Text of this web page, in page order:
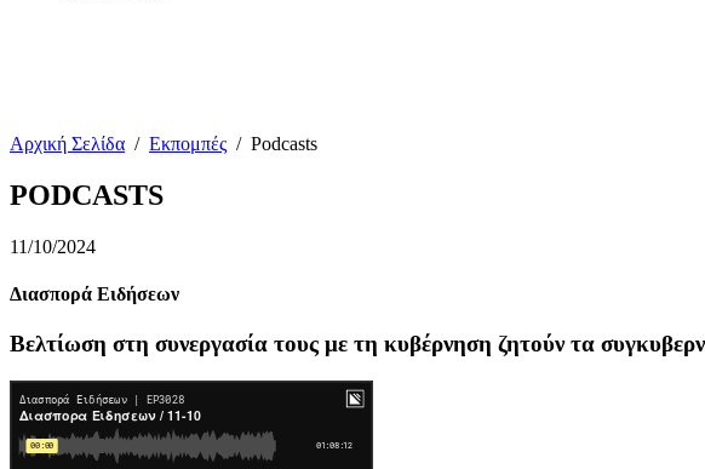
Αρχική Σελίδα / Εκπομπές / Podcasts
PODCASTS
11/10/2024
Διασπορά Ειδήσεων
Βελτίωση στη συνεργασία τους με τη κυβέρνηση ζητούν τα